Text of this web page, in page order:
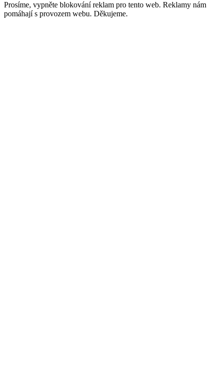
Prosíme, vypněte blokování reklam pro tento web. Reklamy nám
pomáhají s provozem webu. Děkujeme.